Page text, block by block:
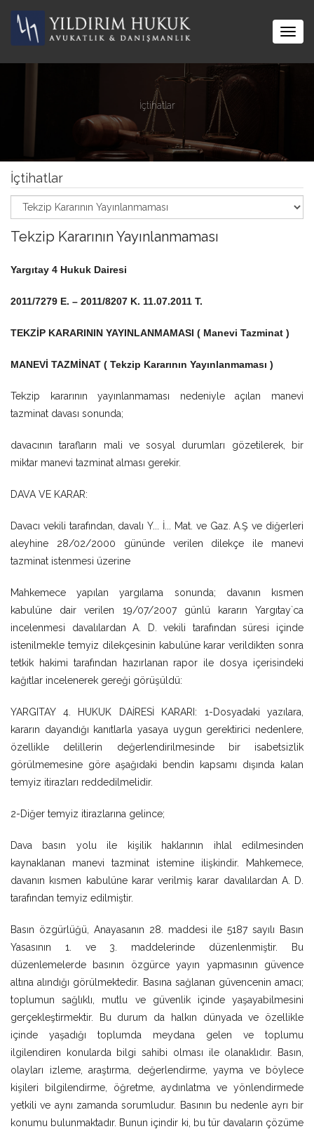
İçtihatlar
İçtihatlar
Tekzip Kararının Yayınlanmaması
Yargıtay 4 Hukuk Dairesi
2011/7279 E. – 2011/8207 K. 11.07.2011 T.
TEKZİP KARARININ YAYINLANMAMASI ( Manevi Tazminat )
MANEVİ TAZMİNAT ( Tekzip Kararının Yayınlanmaması )
Tekzip kararının yayınlanmaması nedeniyle açılan manevi
tazminat davası sonunda;
davacının tarafların mali ve sosyal durumları gözetilerek, bir
miktar manevi tazminat alması gerekir.
DAVA VE KARAR:
Davacı vekili tarafından, davalı Y... İ... Mat. ve Gaz. A.Ş ve diğerleri
aleyhine 28/02/2000 gününde verilen dilekçe ile manevi
tazminat istenmesi üzerine
Mahkemece yapılan yargılama sonunda; davanın kısmen
kabulüne dair verilen 19/07/2007 günlü kararın Yargıtay`ca
incelenmesi davalılardan A. D. vekili tarafından süresi içinde
istenilmekle temyiz dilekçesinin kabulüne karar verildikten sonra
tetkik hakimi tarafından hazırlanan rapor ile dosya içerisindeki
kağıtlar incelenerek gereği görüşüldü:
YARGITAY 4. HUKUK DAİRESİ KARARI: 1-Dosyadaki yazılara,
kararın dayandığı kanıtlarla yasaya uygun gerektirici nedenlere,
özellikle delillerin değerlendirilmesinde bir isabetsizlik
görülmemesine göre aşağıdaki bendin kapsamı dışında kalan
temyiz itirazları reddedilmelidir.
2-Diğer temyiz itirazlarına gelince;
Dava basın yolu ile kişilik haklarının ihlal edilmesinden
kaynaklanan manevi tazminat istemine ilişkindir. Mahkemece,
davanın kısmen kabulüne karar verilmiş karar davalılardan A. D.
tarafından temyiz edilmiştir.
Basın özgürlüğü, Anayasanın 28. maddesi ile 5187 sayılı Basın
Yasasının 1. ve 3. maddelerinde düzenlenmiştir. Bu
düzenlemelerde basının özgürce yayın yapmasının güvence
altına alındığı görülmektedir. Basına sağlanan güvencenin amacı;
toplumun sağlıklı, mutlu ve güvenlik içinde yaşayabilmesini
gerçekleştirmektir. Bu durum da halkın dünyada ve özellikle
içinde yaşadığı toplumda meydana gelen ve toplumu
ilgilendiren konularda bilgi sahibi olması ile olanaklıdır. Basın,
olayları izleme, araştırma, değerlendirme, yayma ve böylece
kişileri bilgilendirme, öğretme, aydınlatma ve yönlendirmede
yetkili ve aynı zamanda sorumludur. Basının bu nedenle ayrı bir
konumu bulunmaktadır. Bunun içindir ki, bu tür davaların çözüme